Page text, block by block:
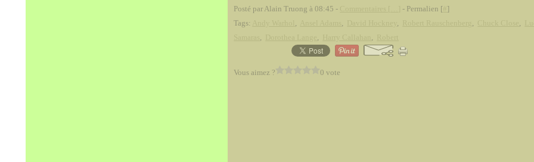
Posté par Alain Truong à 08:45 - - Permalien [ ]
Tags:
, , , , ,
, , ,
Vous aimez ? 0 vote